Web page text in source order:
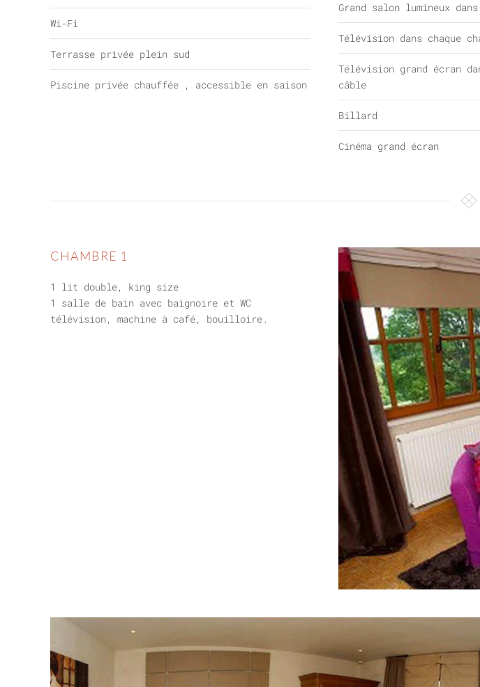
Wi-Fi
Terrasse privée plein sud
Piscine privée chauffée , accessible en saison
Grand salon lumineux
Télévision dans chaque
Télévision grand écran
câble
Billard
Cinéma grand écran
CHAMBRE 1
1 lit double, king size
1 salle de bain avec baignoire et WC
télévision, machine à café, bouilloire.